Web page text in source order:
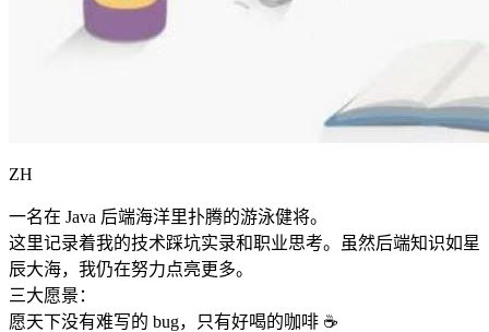
ZH
一名在 Java 后端海洋里扑腾的游泳健将。
这里记录着我的技术踩坑实录和职业思考。虽然后端知识如星
辰大海，我仍在努力点亮更多。
三大愿景：
愿天下没有难写的 bug，只有好喝的咖啡 ☕️